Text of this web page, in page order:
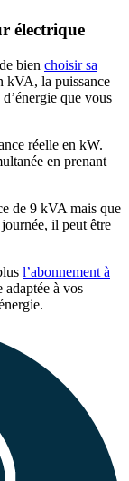
électrique
bien choisir sa
kVA, la puissance
que vous
réelle en kW.
en prenant
de 9 kVA mais que
il peut être
l’abonnement à
adaptée à vos